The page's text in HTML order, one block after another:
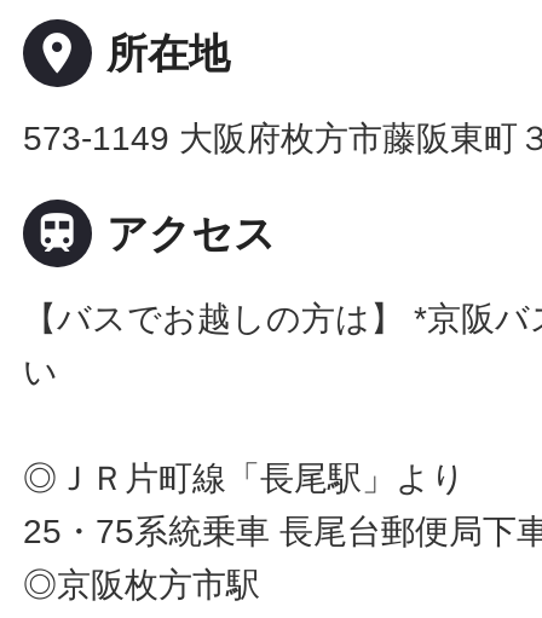
place 所在地
573-1149 大阪府枚方市藤阪東町
 アクセス
【バスでお越しの方は】 *京阪
い
◎ＪＲ片町線「長尾駅」より
25・75系統乗車 長尾台郵便局下
◎京阪枚方市駅